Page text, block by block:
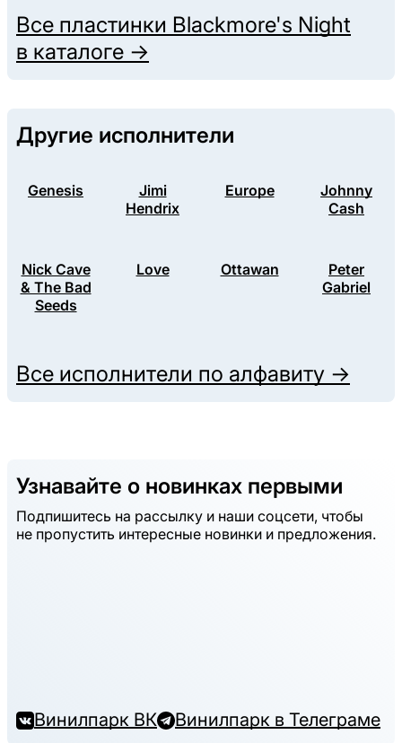
Все пластинки Blackmore's Night
в каталоге →
Другие исполнители
Genesis
Jimi
Hendrix
Europe
Johnny
Cash
Nick Cave
& The Bad
Seeds
Love Ottawan
Peter
Gabriel
Все исполнители по алфавиту →
Узнавайте о новинках первыми
Подпишитесь на рассылку и наши соцсети, чтобы
не пропустить интересные новинки и предложения.
Винилпарк ВК Винилпарк в Телеграме